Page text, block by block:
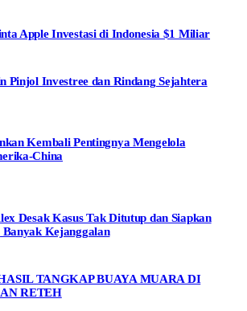
Apple Investasi di Indonesia $1 Miliar
Pinjol Investree dan Rindang Sejahtera
Kembali Pentingnya Mengelola
China
Desak Kasus Tak Ditutup dan Siapkan
Banyak Kejanggalan
TANGKAP BUAYA MUARA DI
RETEH